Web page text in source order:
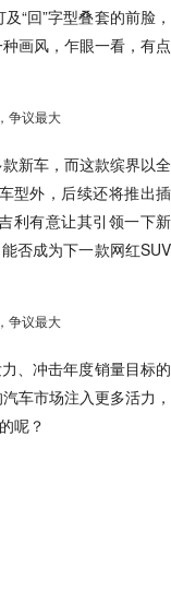
“回”字型叠套的前脸，
画风，乍眼一看，有点
新车，而这款缤界以全
型外，后续还将推出插
利有意让其引领一下新
否成为下一款网红SUV
、冲击年度销量目标的
车市场注入更多活力，
呢？